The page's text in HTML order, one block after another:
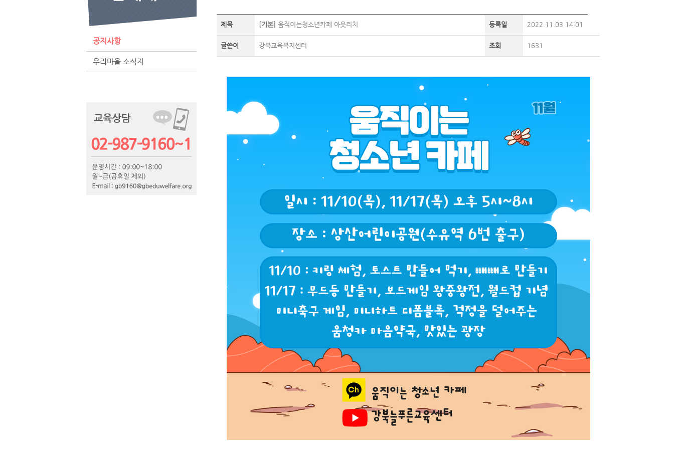
공지사항
우리마을 소식지
제목 [기본] 움직이는청소년카페 아웃리치 등록일 2022.11.03 14:01
글쓴이 강북교육복지센터 조회 1631